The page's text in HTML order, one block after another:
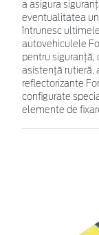
a asigura
eventualitatea
întrunesc
autovehiculele
pentru siguranţă,
asistenţă rutieră,
reflectorizante
configurate
elemente de